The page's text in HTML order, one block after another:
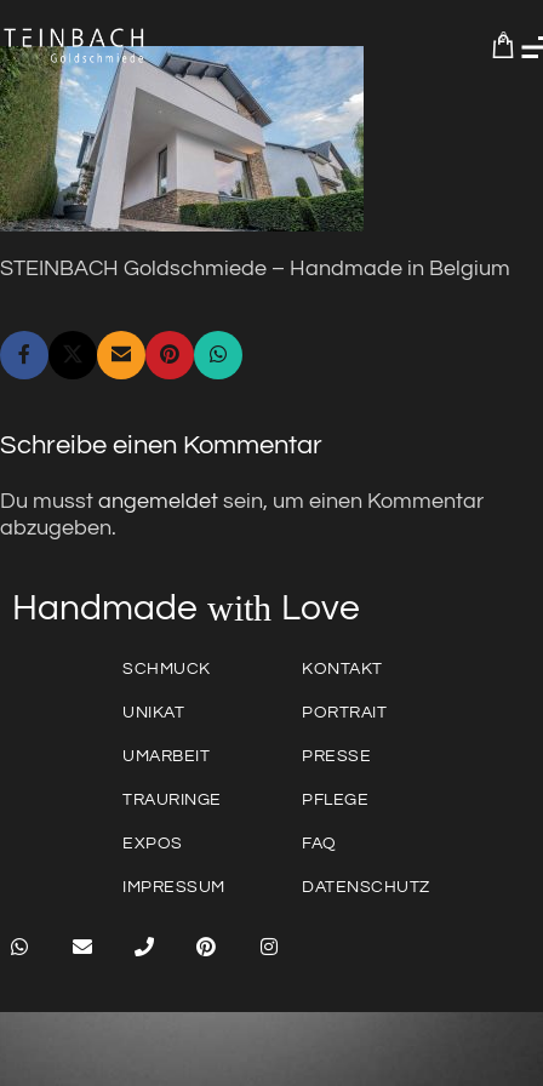
0
STEINBACH Goldschmiede – Handmade in Belgium
Schreibe einen Kommentar
Du musst angemeldet sein, um einen Kommentar
abzugeben.
Handmade with Love
SCHMUCK
UNIKAT
UMARBEIT
TRAURINGE
EXPOS
IMPRESSUM
KONTAKT
PORTRAIT
PRESSE
PFLEGE
FAQ
DATENSCHUTZ